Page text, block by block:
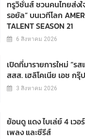
ทรูวิชั่นส์ ชวนคนไทยส่งใ
รอยัล” บนเวทีโลก
TALENT SEASON 21
6 สิงหาคม 2026
เปิดที่มารายการใหม่ “ร
สสส. เฮลิโคเนีย เอช กรุ๊ป
3 สิงหาคม 2026
ย้อนดู แดง ไบเล่ย์ 4 เว
เพลง และซีรีส์